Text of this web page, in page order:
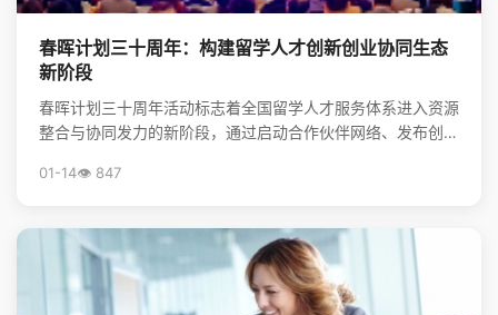
春晖计划三十周年：构建留学人才创新创业协同生态
新阶段
春晖计划三十周年活动标志着全国留学人才服务体系进入资源
整合与协同发力的新阶段，通过启动合作伙伴网络、发布创新
01-14👁️ 847